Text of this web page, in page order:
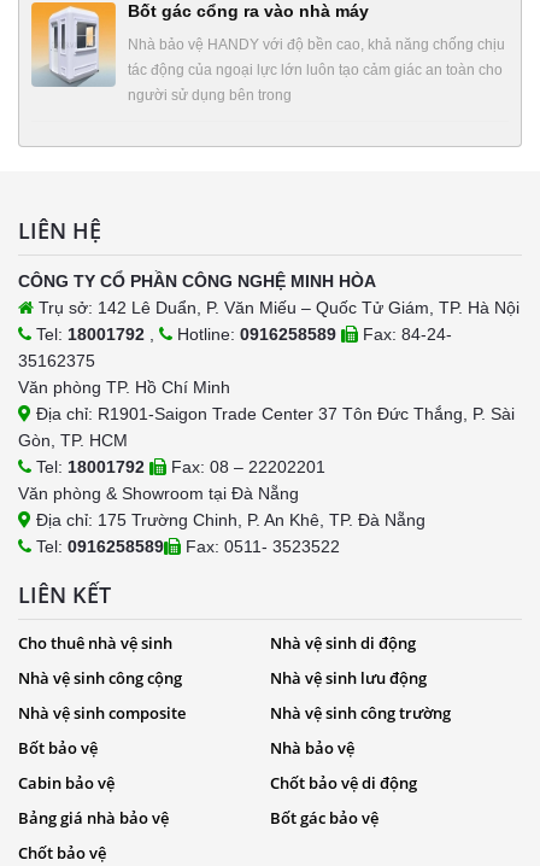
Bốt gác cổng ra vào nhà máy
Nhà bảo vệ HANDY với độ bền cao, khả năng chống chịu
tác động của ngoại lực lớn luôn tạo cảm giác an toàn cho
người sử dụng bên trong
LIÊN HỆ
CÔNG TY CỔ PHẦN CÔNG NGHỆ MINH HÒA
Trụ sở: 142 Lê Duẩn, P. Văn Miếu – Quốc Tử Giám, TP. Hà Nội
Tel: 18001792 , Hotline: 0916258589
Fax: 84-24-
35162375
Văn phòng TP. Hồ Chí Minh
Địa chỉ: R1901-Saigon Trade Center 37 Tôn Đức Thắng, P. Sài
Gòn, TP. HCM
Tel: 18001792
Fax: 08 – 22202201
Văn phòng & Showroom tại Đà Nẵng
Địa chỉ: 175 Trường Chinh, P. An Khê, TP. Đà Nẵng
Tel: 0916258589 Fax: 0511- 3523522
LIÊN KẾT
Cho thuê nhà vệ sinh
Nhà vệ sinh di động
Nhà vệ sinh công cộng
Nhà vệ sinh lưu động
Nhà vệ sinh composite
Nhà vệ sinh công trường
Bốt bảo vệ
Nhà bảo vệ
Cabin bảo vệ
Chốt bảo vệ di động
Bảng giá nhà bảo vệ
Bốt gác bảo vệ
Chốt bảo vệ